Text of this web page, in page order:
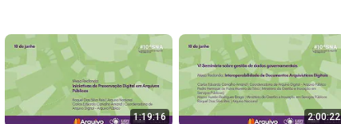
Imigrantes (por nome, sobrenome, nacionalidade, navio e
data): http://www.arquivoestado.sp.gov.br/we...
Solicite a certidão de desembarque com base nas lista de
passageiros: http://www.arquivoestado.sp.gov.br/we...
1:19:16 2:00:22